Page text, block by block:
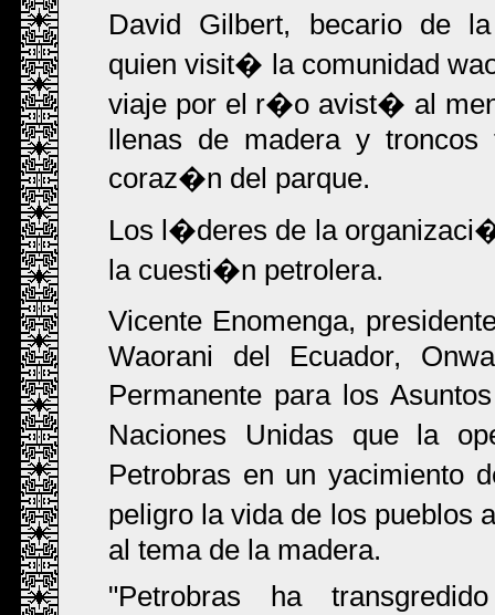
David Gilbert, becario de
quien visit� la comunidad
viaje por el r�o avist� al
llenas de madera y
coraz�n del parque.
Los l�deres de la
la cuesti�n petrolera.
Vicente Enomenga,
Waorani del Ecuador,
Permanente para los
Naciones Unidas que la
Petrobras en un yacimiento
peligro la vida de los pueblos
al tema de la madera.
"Petrobras ha